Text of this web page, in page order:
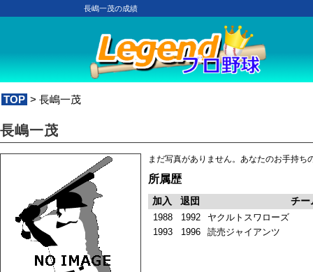
長嶋一茂の成績
TOP > 長嶋一茂
長嶋一茂
まだ写真がありません。あなたのお手持ち
所属歴
加入 退団 チー
1988 1992
ヤクルトスワローズ
1993
1996 読売ジャイアンツ